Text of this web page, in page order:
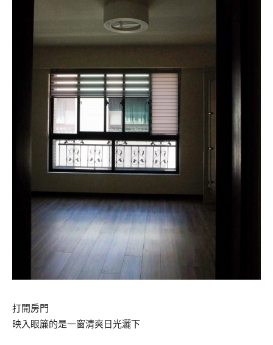
打開房門
映入眼簾的是一窗清爽日光灑下